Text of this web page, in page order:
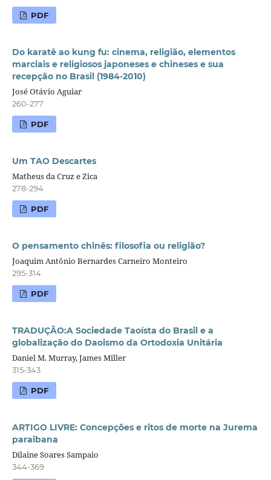
PDF
Do karatê ao kung fu: cinema, religião, elementos
marciais e religiosos japoneses e chineses e sua
recepção no Brasil (1984-2010)
José Otávio Aguiar
260-277
PDF
Um TAO Descartes
Matheus da Cruz e Zica
278-294
PDF
O pensamento chinês: filosofia ou religião?
Joaquim Antônio Bernardes Carneiro Monteiro
295-314
PDF
TRADUÇÃO:A Sociedade Taoísta do Brasil e a
globalização do Daoismo da Ortodoxia Unitária
Daniel M. Murray, James Miller
315-343
PDF
ARTIGO LIVRE: Concepções e ritos de morte na Jurema
paraibana
Dilaine Soares Sampaio
344-369